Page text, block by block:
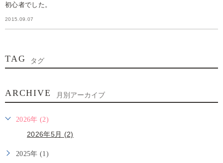
初心者でした。
2015.09.07
TAG タグ
ARCHIVE 月別アーカイブ
2026年 (2)
2026年5月 (2)
2025年 (1)